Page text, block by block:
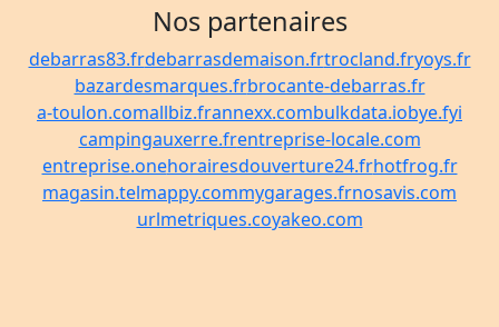
Nos partenaires
debarras83.frdebarrasdemaison.frtrocland.fryoys.fr
bazardesmarques.frbrocante-debarras.fr
a-toulon.comallbiz.frannexx.combulkdata.iobye.fyi
campingauxerre.frentreprise-locale.com
entreprise.onehorairesdouverture24.frhotfrog.fr
magasin.telmappy.commygarages.frnosavis.com
urlmetriques.coyakeo.com